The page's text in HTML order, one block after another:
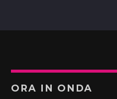
ORA IN ONDA